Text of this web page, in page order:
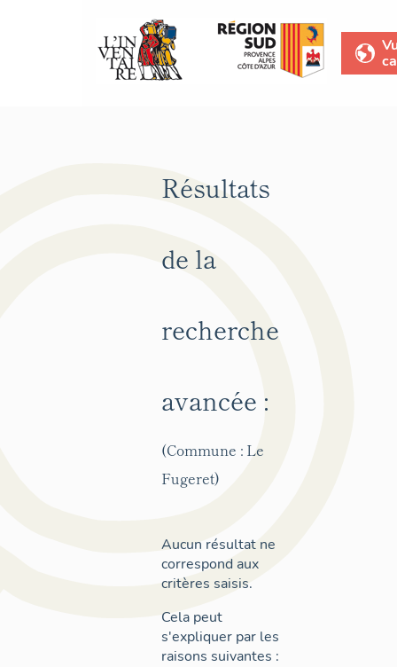
Résultats
de la
recherche
avancée :
(Commune : Le
Fugeret)
Aucun résultat ne
correspond aux
critères saisis.
Cela peut
s'expliquer par les
raisons suivantes :